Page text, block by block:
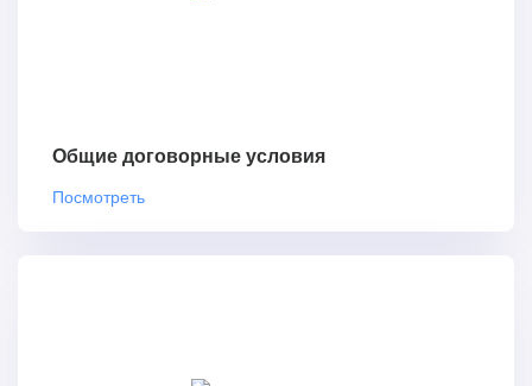
Общие договорные условия
Посмотреть